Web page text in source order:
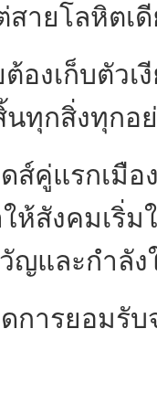
โลหิตเดีย
ก็บตัวเงีย
ทุกสิ่งทุกอ
รกเมือง
ห้สังคมเริ่
ญและกำลัง
ยอมรับจ